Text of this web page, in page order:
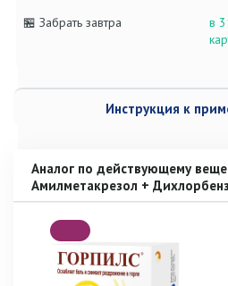
🏪 Забрать завтра
в
Инструкция к
Аналог по действующему
Амилметакрезол +